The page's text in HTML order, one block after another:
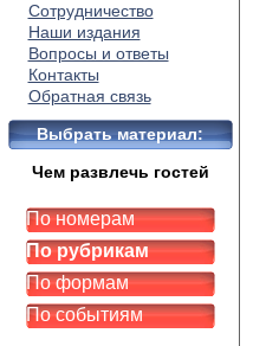
Сотрудничество
Наши издания
Вопросы и ответы
Контакты
Обратная связь
Выбрать материал:
Чем развлечь гостей
По номерам
По рубрикам
По формам
По событиям